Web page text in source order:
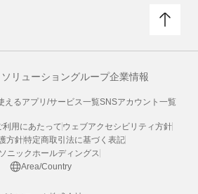
リューショングループ企業情報
るアプリ/サービス一覧SNSアカウント一覧
利用にあたって ウェブアクセシビリティ方針
方針特定商取引法に基づく表記
ニックホールディングス
Area/Country